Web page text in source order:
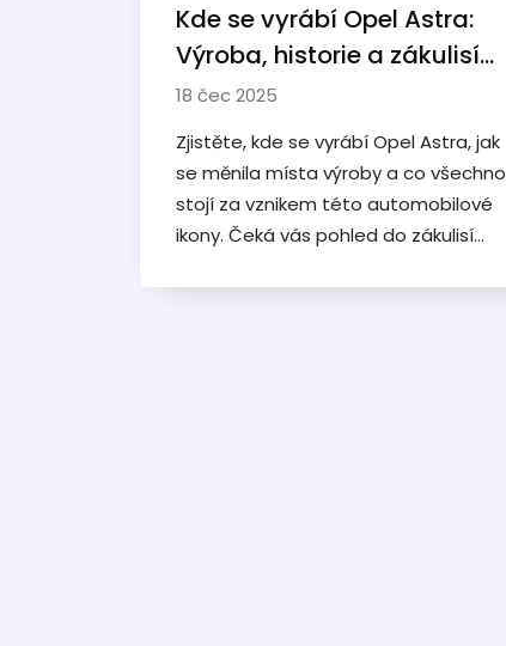
Kde se vyrábí Opel Astra:
Výroba, historie a zákulisí
legendárního hatchbacku
18 čec 2025
Zjistěte, kde se vyrábí Opel Astra, jak
se měnila místa výroby a co všechno
stojí za vznikem této automobilové
ikony. Čeká vás pohled do zákulisí